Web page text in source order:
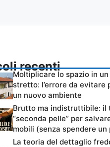
recenti
Moltiplicare lo spazio in
stretto: l’errore da evitare
un nuovo ambiente
Brutto ma indistruttibile: il
“seconda pelle” per
mobili (senza spendere
La teoria del dettaglio